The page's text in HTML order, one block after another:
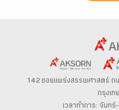
142 ซอยแพร่งสรรพศาสตร์ ถ
กรุงเ
เวลาทำการ: จันทร์